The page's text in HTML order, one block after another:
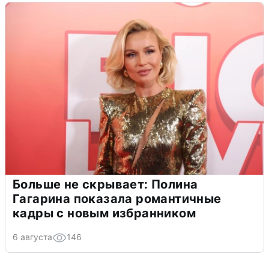
Больше не скрывает: Полина
Гагарина показала романтичные
кадры с новым избранником
6 августа 146